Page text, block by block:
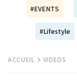
#EVENTS
#Lifestyle
ACCUEIL VIDEOS